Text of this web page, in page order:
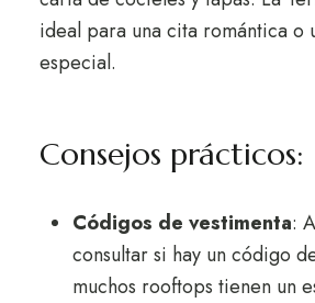
ideal para una cita romántica o
especial.
Consejos prácticos:
Códigos de vestimenta:
consultar si hay un código
muchos rooftops tienen un